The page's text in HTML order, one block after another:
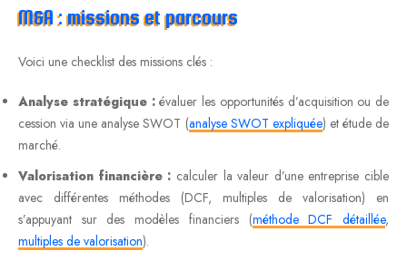
M&A : missions et parcours
Voici une checklist des missions clés :
Analyse stratégique :évaluer les opportunités d’acquisition ou de
cession via une analyse SWOT (analyse SWOT expliquée) et étude de
marché.
Valorisation financière : calculer la valeur d’une entreprise cible
avec différentes méthodes (DCF, multiples de valorisation) en
s’appuyant sur des modèles financiers (méthode DCF détaillée,
multiples de valorisation).